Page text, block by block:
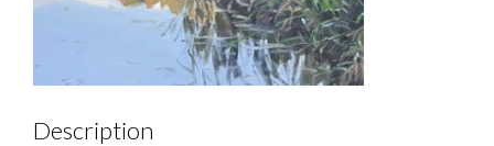
Description